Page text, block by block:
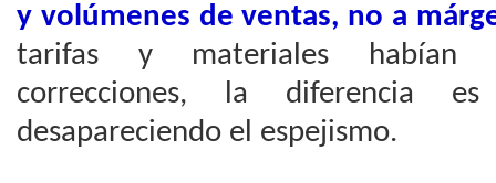
y volúmenes de ventas, no a
tarifas y materiales habían
correcciones, la diferencia
desapareciendo el espejismo.